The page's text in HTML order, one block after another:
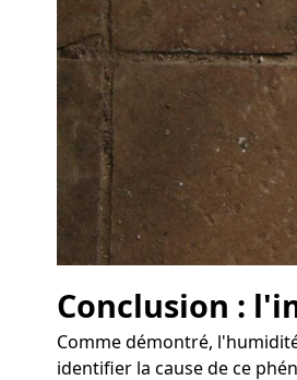
Conclusion :
Comme démontré,
identifier la cause de ce